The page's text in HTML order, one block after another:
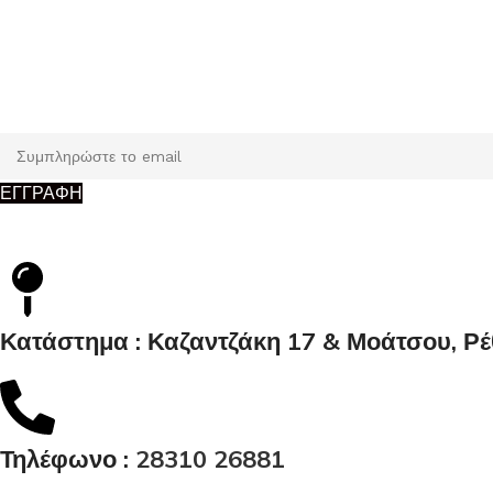
ΕΓΓΡΑΦΗ
Κατάστημα : Καζαντζάκη 17 & Μοάτσου,
Τηλέφωνο : 28310 26881